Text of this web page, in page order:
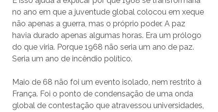
no ano em que a juventude global colocou em xeque
não apenas a guerra, mas o próprio poder. A paz
havia durado apenas algumas horas. Era um prólogo
do que viria. Porque 1968 não seria um ano de paz.
Seria um ano de incêndio político.
Maio de 68 não foi um evento isolado, nem restrito à
França. Foi o ponto de condensação de uma onda
global de contestação que atravessou universidades,